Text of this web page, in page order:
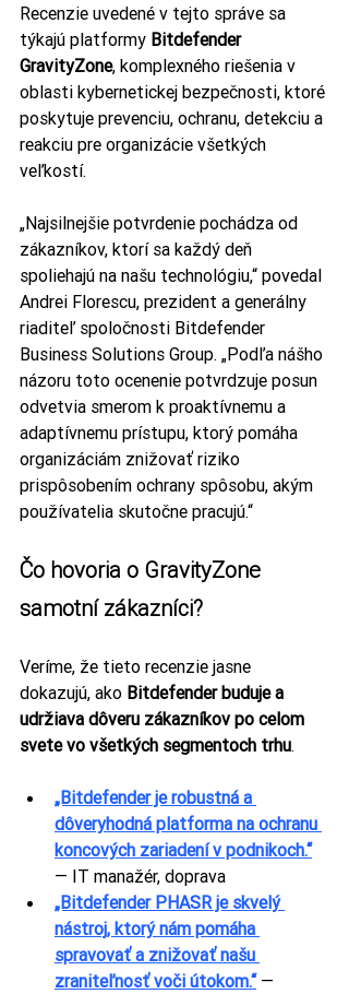
Recenzie uvedené v tejto správe sa
týkajú platformy Bitdefender
GravityZone, komplexného riešenia v
oblasti kybernetickej bezpečnosti, ktoré
poskytuje prevenciu, ochranu, detekciu a
reakciu pre organizácie všetkých
veľkostí.
„Najsilnejšie potvrdenie pochádza od
zákazníkov, ktorí sa každý deň
spoliehajú na našu technológiu,“ povedal
Andrei Florescu, prezident a generálny
riaditeľ spoločnosti Bitdefender
Business Solutions Group. „Podľa nášho
názoru toto ocenenie potvrdzuje posun
odvetvia smerom k proaktívnemu a
adaptívnemu prístupu, ktorý pomáha
organizáciám znižovať riziko
prispôsobením ochrany spôsobu, akým
používatelia skutočne pracujú.“
Čo hovoria o GravityZone
samotní zákazníci?
Veríme, že tieto recenzie jasne
dokazujú, ako Bitdefender buduje a
udržiava dôveru zákazníkov po celom
svete vo všetkých segmentoch trhu.
„Bitdefender je robustná a
dôveryhodná platforma na ochranu
koncových zariadení v podnikoch.“
— IT manažér, doprava
„Bitdefender PHASR je skvelý
nástroj, ktorý nám pomáha
spravovať a znižovať našu
zraniteľnosť voči útokom.“ —